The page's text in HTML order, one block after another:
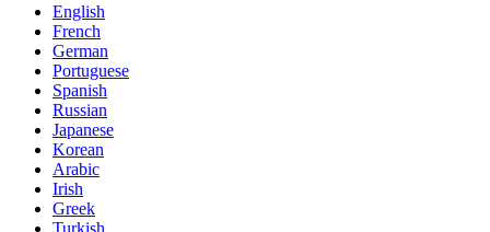
English
French
German
Portuguese
Spanish
Russian
Japanese
Korean
Arabic
Irish
Greek
Turkish